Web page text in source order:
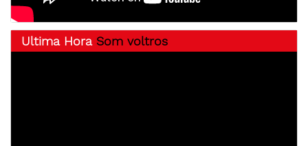
Ultima Hora Som voltros